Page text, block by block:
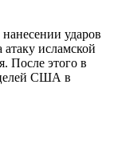
ударов
исламской
После этого в
США в